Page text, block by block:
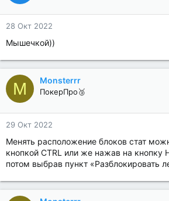
28 Окт 2022
Мышечкой))
M Monsterrr
ПокерПро🥉
29 Окт 2022
Менять расположение блоков стат
кнопкой CTRL или же нажав на кнопку
потом выбрав пункт «Разблокировать